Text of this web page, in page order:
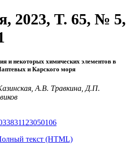
2023, T. 65, № 5,
и некоторых химических элементов в
и Карского моря
А.В. Травкина, Д.П.
текст (HTML)